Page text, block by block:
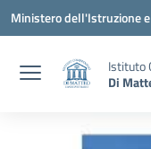
Vai ai contenuti
Vai al menu di navigazione
Vai al footer
Ministero dell'Istruzione
Istituto
Di